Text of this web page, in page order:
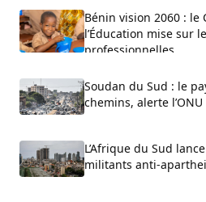
Bénin vision 2060 : le
l’Éducation mise sur
professionnelles
Soudan du Sud : le
chemins, alerte l’ONU
L’Afrique du Sud
militants anti-